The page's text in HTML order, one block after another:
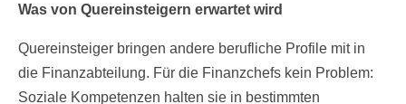
Was von Quereinsteigern erwartet wird
Quereinsteiger bringen andere berufliche Profile mit in
die Finanzabteilung. Für die Finanzchefs kein Problem:
Soziale Kompetenzen halten sie in bestimmten